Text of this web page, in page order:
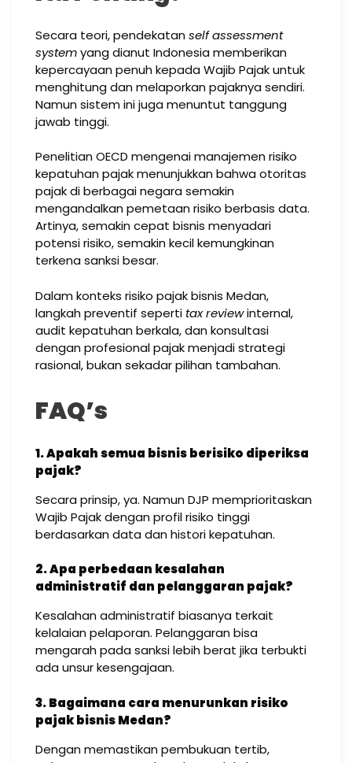
Secara teori, pendekatanself assessment
systemyang dianut Indonesia memberikan
kepercayaan penuh kepada Wajib Pajak untuk
menghitung dan melaporkan pajaknya sendiri.
Namun sistem ini juga menuntut tanggung
jawab tinggi.
Penelitian OECD mengenai manajemen risiko
kepatuhan pajak menunjukkan bahwa otoritas
pajak di berbagai negara semakin
mengandalkan pemetaan risiko berbasis data.
Artinya, semakin cepat bisnis menyadari
potensi risiko, semakin kecil kemungkinan
terkena sanksi besar.
Dalam konteks risiko pajak bisnis Medan,
langkah preventif seperti tax reviewinternal,
audit kepatuhan berkala, dan konsultasi
dengan profesional pajak menjadi strategi
rasional, bukan sekadar pilihan tambahan.
FAQ’s
1. Apakah semua bisnis berisiko diperiksa
pajak?
Secara prinsip, ya. Namun DJP memprioritaskan
Wajib Pajak dengan profil risiko tinggi
berdasarkan data dan histori kepatuhan.
2. Apa perbedaan kesalahan
administratif dan pelanggaran pajak?
Kesalahan administratif biasanya terkait
kelalaian pelaporan. Pelanggaran bisa
mengarah pada sanksi lebih berat jika terbukti
ada unsur kesengajaan.
3. Bagaimana cara menurunkan risiko
pajak bisnis Medan?
Dengan memastikan pembukuan tertib,